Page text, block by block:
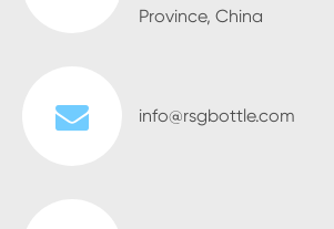
Province, China
info@rsgbottle.com